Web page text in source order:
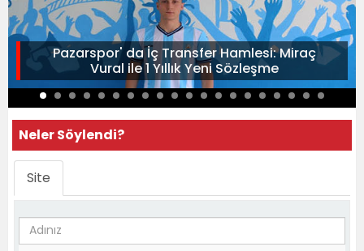
Pazarspor' da İç Transfer Hamlesi: Miraç
Vural ile 1 Yıllık Yeni Sözleşme
Neler Söylendi?
Site